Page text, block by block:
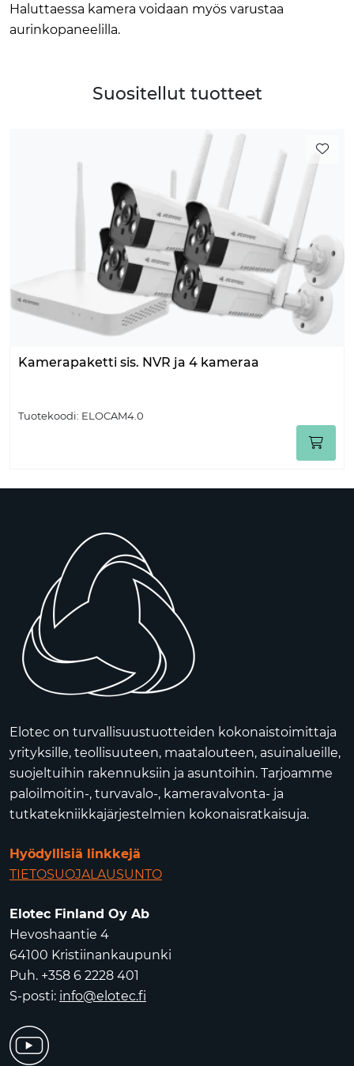
Haluttaessa kamera voidaan myös varustaa
aurinkopaneelilla.
Suositellut tuotteet
Kamerapaketti sis. NVR ja 4 kameraa
Tuotekoodi: ELOCAM4.0
Elotec on turvallisuustuotteiden kokonaistoimittaja
yrityksille, teollisuuteen, maatalouteen, asuinalueille,
suojeltuihin rakennuksiin ja asuntoihin. Tarjoamme
paloilmoitin-, turvavalo-, kameravalvonta- ja
tutkatekniikkajärjestelmien kokonaisratkaisuja.
Hyödyllisiä linkkejä
TIETOSUOJALAUSUNTO
Elotec Finland Oy Ab
Hevoshaantie 4
64100 Kristiinankaupunki
Puh. +358 6 2228 401
S-posti: info@elotec.fi